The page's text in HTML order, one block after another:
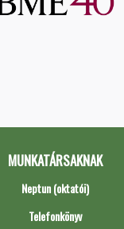
MUNKATÁRSAKNAK
Neptun (oktatói)
Telefonkönyv